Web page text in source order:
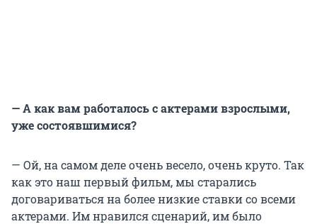
— А как вам работалось с актерами взрослыми,
уже состоявшимися?
— Ой, на самом деле очень весело, очень круто. Так
как это наш первый фильм, мы старались
договариваться на более низкие ставки со всеми
актерами. Им нравился сценарий, им было